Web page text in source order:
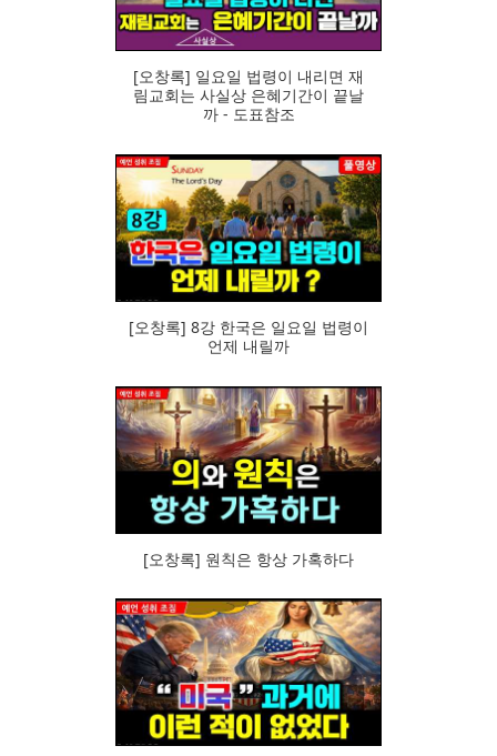
[오창록] 일요일 법령이 내리면 재
림교회는 사실상 은혜기간이 끝날
까 - 도표참조
73
[오창록] 8강 한국은 일요일 법령이
언제 내릴까
82
[오창록] 원칙은 항상 가혹하다
87